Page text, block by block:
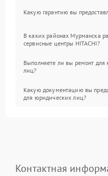
Какую гарантию вы
В каких районах Мурманска
сервисные центры HITACHI?
Выполняете ли вы ремонт для
лиц?
Какую документацию вы
для юридических лиц?
Контактная